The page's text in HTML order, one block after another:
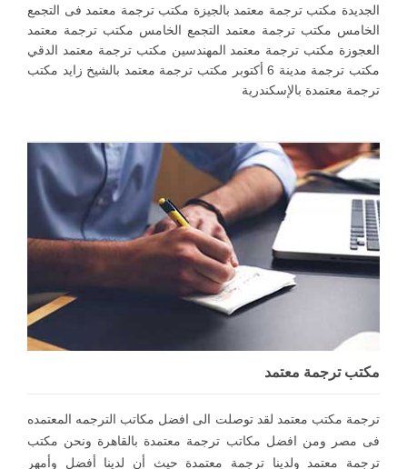
الجديدة مكتب ترجمة معتمد بالجيزة مكتب ترجمة معتمد فى التجمع
الخامس مكتب ترجمة معتمد التجمع الخامس مكتب ترجمة معتمد
العجوزة مكتب ترجمة معتمد المهندسين مكتب ترجمة معتمد الدقي
مكتب ترجمة مدينة 6 أكتوبر مكتب ترجمة معتمد بالشيخ زايد مكتب
ترجمة معتمدة بالإسكندرية
مكتب ترجمة معتمد
ترجمة مكتب معتمد لقد توصلت الى افضل مكاتب الترجمه المعتمده
فى مصر ومن افضل مكاتب ترجمة معتمدة بالقاهرة ونحن مكتب
ترجمة معتمد ولدينا ترجمة معتمدة حيث أن لدينا أفضل وأمهر